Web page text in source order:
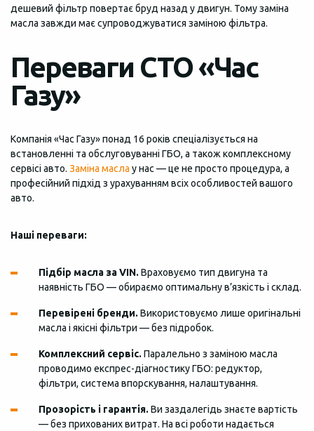
дешевий фільтр повертає бруд назад у двигун. Тому заміна
масла завжди має супроводжуватися заміною фільтра.
Переваги СТО «Час
Газу»
Компанія «Час Газу» понад 16 років спеціалізується на
встановленні та обслуговуванні ГБО, а також комплексному
сервісі авто. Заміна масла у нас — це не просто процедура, а
професійний підхід з урахуванням всіх особливостей вашого
авто.
Наші переваги:
Підбір масла за VIN. Враховуємо тип двигуна та
наявність ГБО — обираємо оптимальну в’язкість і склад.
Перевірені бренди. Використовуємо лише оригінальні
масла і якісні фільтри — без підробок.
Комплексний сервіс. Паралельно з заміною масла
проводимо експрес-діагностику ГБО: редуктор,
фільтри, система впорскування, налаштування.
Прозорість і гарантія. Ви заздалегідь знаєте вартість
— без прихованих витрат. На всі роботи надається